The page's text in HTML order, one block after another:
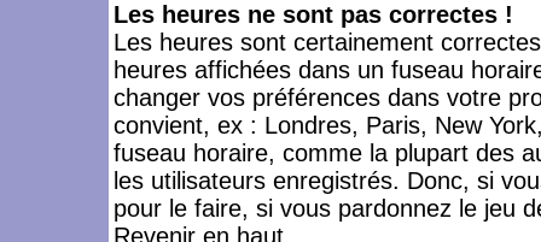
Les heures ne sont pas correctes !
Les heures sont certainement
heures affichées dans un fuseau
changer vos préférences dans votre
convient, ex : Londres, Paris, New
fuseau horaire, comme la plupart des
les utilisateurs enregistrés. Donc, si
pour le faire, si vous pardonnez le jeu
Revenir en haut